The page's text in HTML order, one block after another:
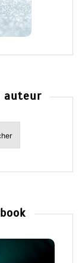
auteur